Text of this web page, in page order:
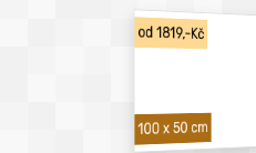
od 1819,-Kč
100 x 50 cm